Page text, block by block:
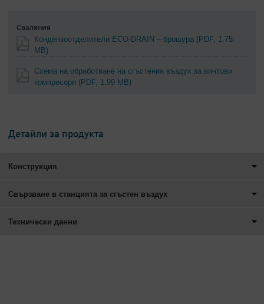
Сваляния
Кондензоотделители ECO-DRAIN – брошура (PDF, 1.75
MB)
Схема на обработване на сгъстения въздух за винтови
компресори (PDF, 1.99 MB)
Детайли за продукта
Конструкция
Свързване в станцията за сгъстен въздух
Технически данни